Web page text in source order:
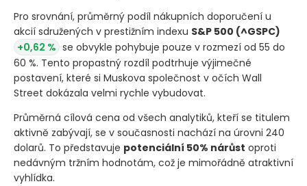
Pro srovnání, průměrný podíl nákupních doporučení u
akcií sdružených v prestižním indexu S&P 500 (^GSPC)
+0,62 % se obvykle pohybuje pouze v rozmezí od 55 do
60 %. Tento propastný rozdíl podtrhuje výjimečné
postavení, které si Muskova společnost v očích Wall
Street dokázala velmi rychle vybudovat.
Průměrná cílová cena od všech analytiků, kteří se titulem
aktivně zabývají, se v současnosti nachází na úrovni 240
dolarů. To představuje potenciální 50% nárůst oproti
nedávným tržním hodnotám, což je mimořádně atraktivní
vyhlídka.